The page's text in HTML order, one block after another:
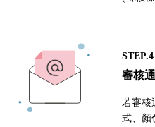
STEP.4
審核
若審核
式、顏